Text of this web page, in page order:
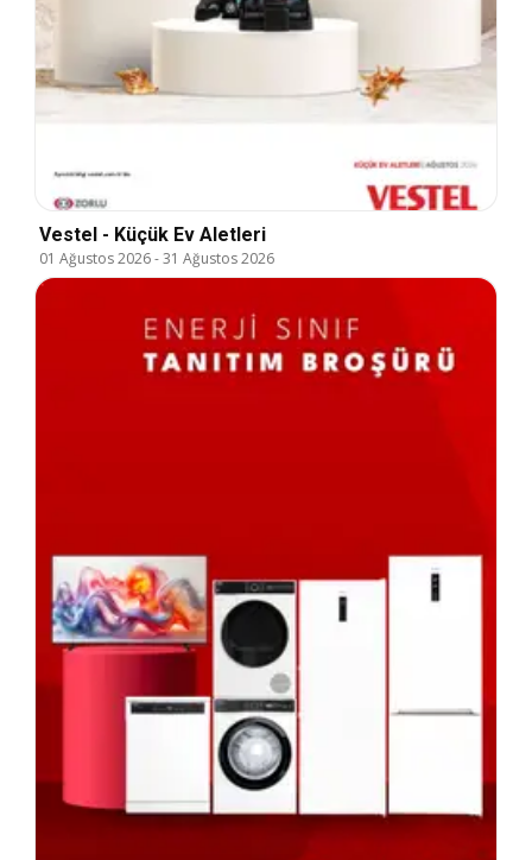
Vestel - Küçük Ev Aletleri
01 Ağustos 2026-31 Ağustos 2026